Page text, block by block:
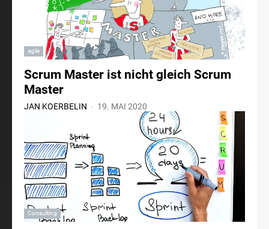
agile
Scrum Master ist nicht gleich Scrum
Master
JAN KOERBELIN - 19. MAI 2020
Consulting